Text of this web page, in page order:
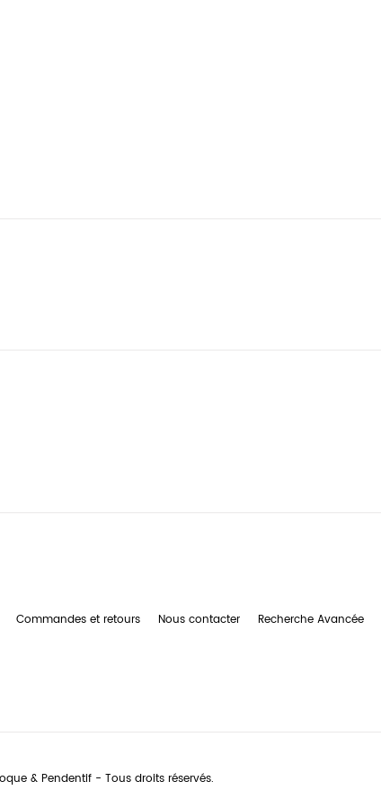
Commandes et retours Nous contacter Recherche Avancée
& Pendentif - Tous droits réservés.